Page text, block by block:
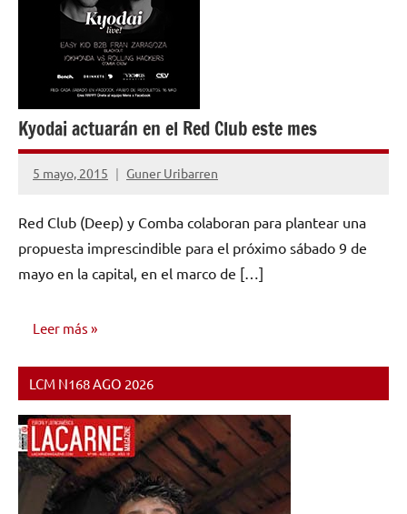
Kyodai actuarán en el Red Club este mes
5 mayo, 2015 Guner Uribarren
No
comentarios
Red Club (Deep) y Comba colaboran para plantear una
propuesta imprescindible para el próximo sábado 9 de
mayo en la capital, en el marco de […]
Leer más
NOTICIAS
LCM N168 AGO 2026